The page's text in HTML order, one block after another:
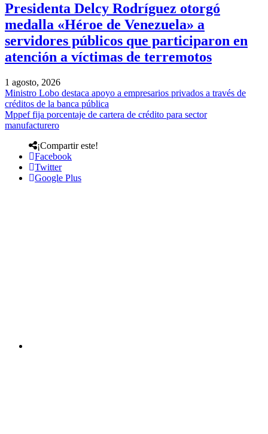
Presidenta Delcy Rodríguez otorgó
medalla «Héroe de Venezuela» a
servidores públicos que participaron en
atención a víctimas de terremotos
1 agosto, 2026
Ministro Lobo destaca apoyo a empresarios privados a través de
créditos de la banca pública
Mppef fija porcentaje de cartera de crédito para sector
manufacturero
¡Compartir este!
Facebook
Twitter
Google Plus